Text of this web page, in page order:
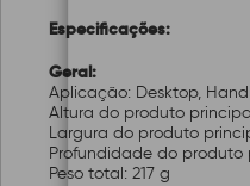
Especificações:
Geral:
Aplicação: Desktop,
Altura do produto
Largura do produto
Profundidade do produto
Peso total: 217 g